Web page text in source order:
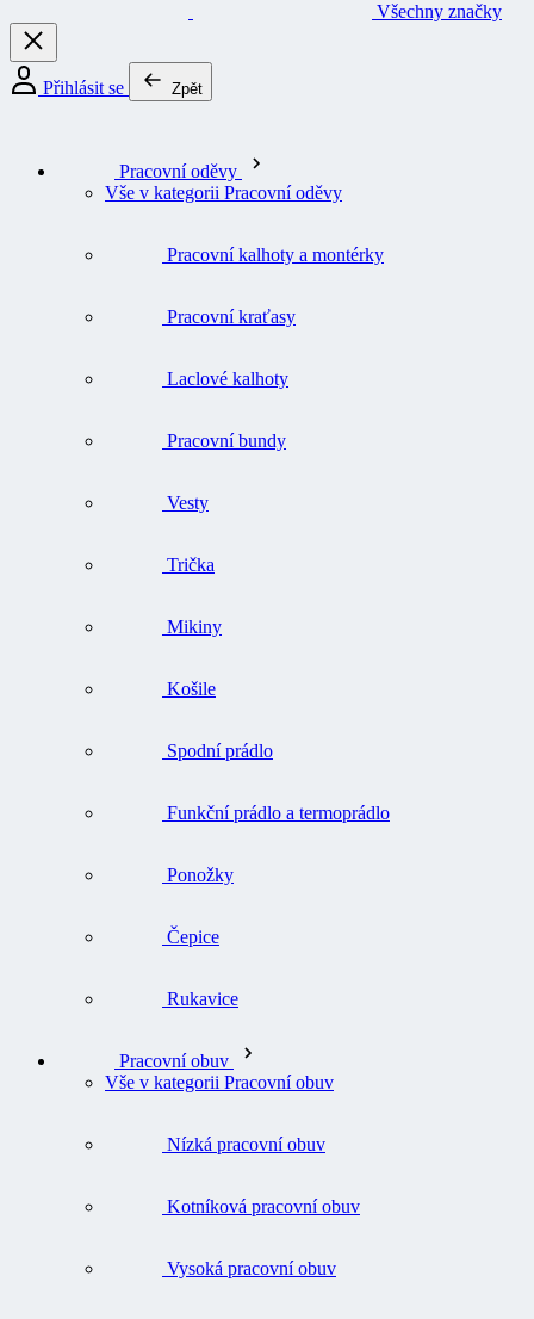
Všechny značky
Přihlásit se Zpět
Pracovní oděvy
Vše v kategorii Pracovní oděvy
Pracovní kalhoty a montérky
Pracovní kraťasy
Laclové kalhoty
Pracovní bundy
Vesty
Trička
Mikiny
Košile
Spodní prádlo
Funkční prádlo a termoprádlo
Ponožky
Čepice
Rukavice
Pracovní obuv
Vše v kategorii Pracovní obuv
Nízká pracovní obuv
Kotníková pracovní obuv
Vysoká pracovní obuv